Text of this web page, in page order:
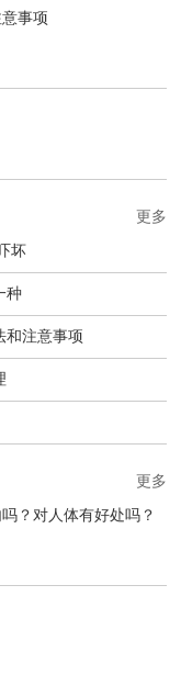
事项
间吓坏
种
和注意事项
更多
？对人体有好处吗？
更多